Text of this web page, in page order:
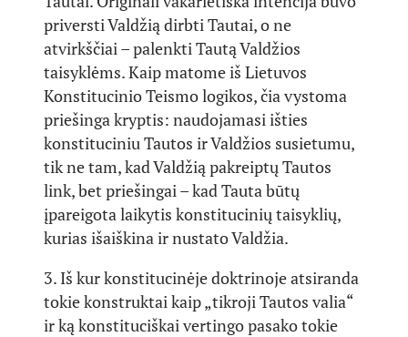
priversti Valdžią dirbti Tautai, o ne
atvirkščiai – palenkti Tautą Valdžios
taisyklėms. Kaip matome iš Lietuvos
Konstitucinio Teismo logikos, čia vystoma
priešinga kryptis: naudojamasi išties
konstituciniu Tautos ir Valdžios susietumu,
tik ne tam, kad Valdžią pakreiptų Tautos
link, bet priešingai – kad Tauta būtų
įpareigota laikytis konstitucinių taisyklių,
kurias išaiškina ir nustato Valdžia.
3. Iš kur konstitucinėje doktrinoje atsiranda
tokie konstruktai kaip „tikroji Tautos valia“
ir ką konstituciškai vertingo pasako tokie